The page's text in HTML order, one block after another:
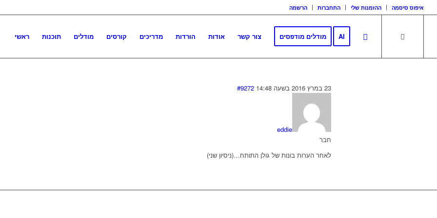
הרשמה התחברות ההזמנות שלי איפוס סיסמה
ראשי תוכנות מודלים קורסים מדריכים הורדות אודות צור קשר מודלים מודפסים AI
23 במרץ 2016 בשעה 14:48 #9272
eddie
חבר
לאחר הערות בונות של גולן התותח…(ניסיון שני)